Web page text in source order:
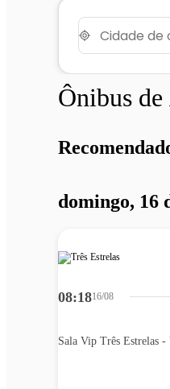
Ônibus de
domingo, 16
08:1816/08
Sala Vip Três Estrelas